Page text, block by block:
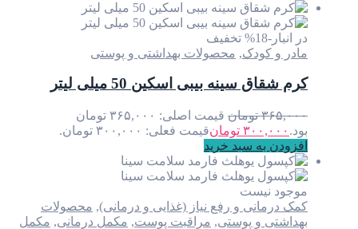
در انبار -18% تخفیف
مادر و کودک, محصولات بهداشتی و پوستی
کرم شقاق سینه بیبی اسکین 50 میلی لیتر
۳۶۵,۰۰۰ تومان
قیمت اصلی: ۳۶۵,۰۰۰ تومان
بود. ۳۰۰,۰۰۰ تومانقیمت فعلی: ۳۰۰,۰۰۰ تومان.
افزودن به سبد خرید
موجود نیست
کمک درمانی و رفع نیاز (غذایی و درمانی), محصولات
بهداشتی و پوستی, مراقبت پوست, مکمل درمانی, مکمل